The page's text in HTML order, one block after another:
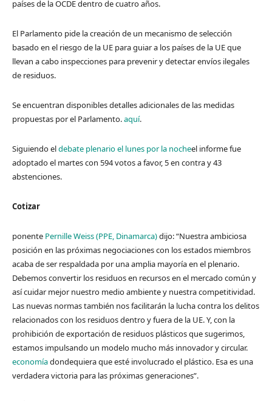
países de la OCDE dentro de cuatro años.
El Parlamento pide la creación de un mecanismo de selección
basado en el riesgo de la UE para guiar a los países de la UE que
llevan a cabo inspecciones para prevenir y detectar envíos ilegales
de residuos.
Se encuentran disponibles detalles adicionales de las medidas
propuestas por el Parlamento.aquí.
Siguiendo eldebate plenario el lunes por la nocheel informe fue
adoptado el martes con 594 votos a favor, 5 en contra y 43
abstenciones.
Cotizar
ponente Pernille Weiss (PPE, Dinamarca)dijo: “Nuestra ambiciosa
posición en las próximas negociaciones con los estados miembros
acaba de ser respaldada por una amplia mayoría en el plenario.
Debemos convertir los residuos en recursos en el mercado común y
así cuidar mejor nuestro medio ambiente y nuestra competitividad.
Las nuevas normas también nos facilitarán la lucha contra los delitos
relacionados con los residuos dentro y fuera de la UE. Y, con la
prohibición de exportación de residuos plásticos que sugerimos,
estamos impulsando un modelo mucho más innovador y circular.
economíadondequiera que esté involucrado el plástico. Esa es una
verdadera victoria para las próximas generaciones”.